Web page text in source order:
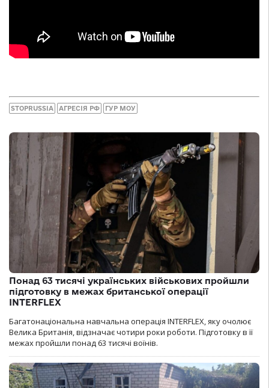
STOPRUSSIA АГРЕСІЯ РФ ГУР МОУ
Понад 63 тисячі українських військових пройшли
підготовку в межах британської операції
INTERFLEX
Багатонаціональна навчальна операція INTERFLEX, яку очолює
Велика Британія, відзначає чотири роки роботи. Підготовку в її
межах пройшли понад 63 тисячі воїнів.